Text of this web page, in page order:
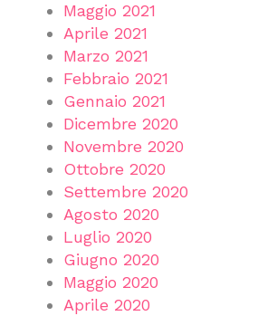
Maggio 2021
Aprile 2021
Marzo 2021
Febbraio 2021
Gennaio 2021
Dicembre 2020
Novembre 2020
Ottobre 2020
Settembre 2020
Agosto 2020
Luglio 2020
Giugno 2020
Maggio 2020
Aprile 2020